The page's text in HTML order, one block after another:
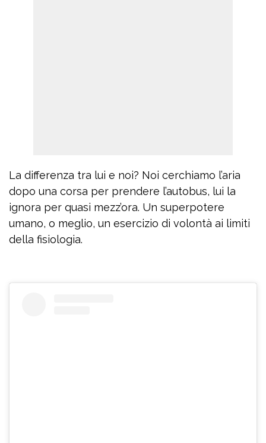
La differenza tra lui e noi? Noi cerchiamo l’aria
dopo una corsa per prendere l’autobus, lui la
ignora per quasi mezz’ora. Un superpotere
umano, o meglio, un esercizio di volontà ai limiti
della fisiologia.